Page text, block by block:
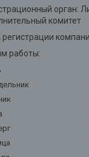
орган:
комитет
работы: